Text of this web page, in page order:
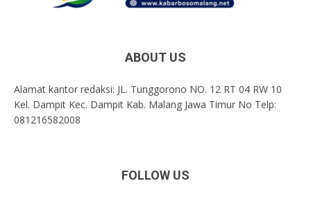
ABOUT US
Alamat kantor redaksi: JL. Tunggorono NO. 12 RT 04 RW 10
Kel. Dampit Kec. Dampit Kab. Malang Jawa Timur No Telp:
081216582008
FOLLOW US